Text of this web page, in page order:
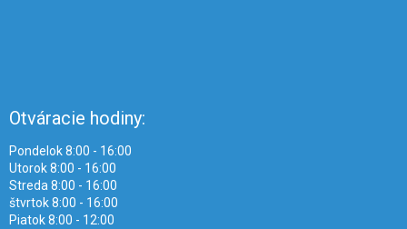
Otváracie hodiny:
Pondelok 8:00 - 16:00
Utorok 8:00 - 16:00
Streda 8:00 - 16:00
štvrtok 8:00 - 16:00
Piatok 8:00 - 12:00